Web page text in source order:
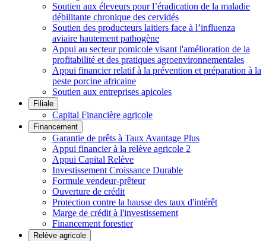
Soutien aux éleveurs pour l’éradication de la maladie
débilitante chronique des cervidés
Soutien des producteurs laitiers face à l’influenza
aviaire hautement pathogène
Appui au secteur pomicole visant l'amélioration de la
profitabilité et des pratiques agroenvironnementales
Appui financier relatif à la prévention et préparation à la
peste porcine africaine
Soutien aux entreprises apicoles
Filiale
Capital Financière agricole
Financement
Garantie de prêts à Taux Avantage Plus
Appui financier à la relève agricole 2
Appui Capital Relève
Investissement Croissance Durable
Formule vendeur-prêteur
Ouverture de crédit
Protection contre la hausse des taux d'intérêt
Marge de crédit à l'investissement
Financement forestier
Relève agricole